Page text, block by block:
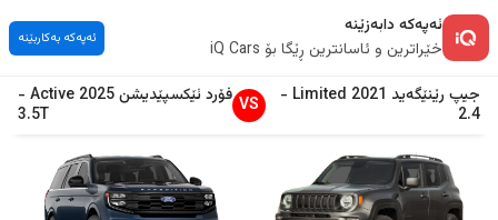
ئەپەکە دابەزێنە
خێراترین و ئاسانترین ڕێگا بۆ iQ Cars
ئەپەکە بەکاربێنە
جیپ رێنێگەید 2021
Limited
-
2.4
VS فۆرد ئێکسپێدیشن2025
Active
-
3.5T